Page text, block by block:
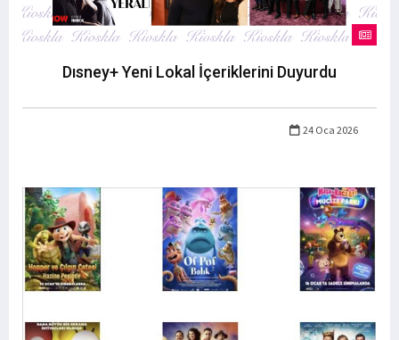
Dısney+ Yeni Lokal İçeriklerini Duyurdu
24 Oca 2026